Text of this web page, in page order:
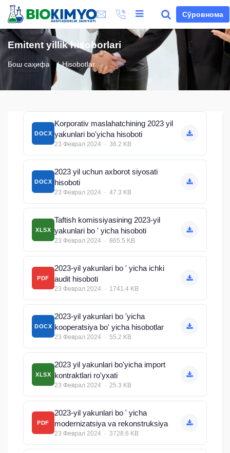
Сўровнома
Emitent yillik hisoborlari
Бош саҳифа Hisobotlar
DOCX
Korporativ maslahatchining 2023 yil
yakunlari bo'yicha hisoboti
23 Феврал 2024 · 36.2 KB
DOCX
2023 yil uchun axborot siyosati
hisoboti
23 Феврал 2024 · 47.3 KB
XLSX
Taftish komissiyasining 2023-yil
yakunlari bo ' yicha hisoboti
23 Феврал 2024 · 865.5 KB
PDF
2023-yil yakunlari bo ' yicha ichki
audit hisoboti
23 Феврал 2024 · 1741.4 KB
DOCX
2023-yil yakunlari bo 'yicha
kooperatsiya bo' yicha hisobotlar
23 Феврал 2024 · 55.2 KB
XLSX
2023 yil yakunlari bo'yicha import
kontraktlari ro'yxati
23 Феврал 2024 · 25.3 KB
PDF
2023-yil yakunlari bo ' yicha
modernizatsiya va rekonstruksiya
23 Феврал 2024 · 3728.6 KB